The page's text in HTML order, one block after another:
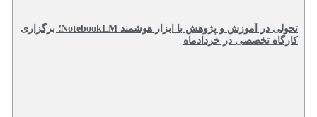
تحولی در آموزش و پژوهش با ابزار هوشمند NotebookLM؛ برگزاری
کارگاه تخصصی در خردادماه